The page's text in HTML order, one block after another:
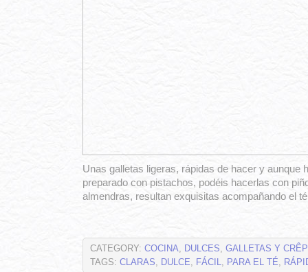
Unas galletas ligeras, rápidas de hacer y aunque
preparado con pistachos, podéis hacerlas con
almendras, resultan exquisitas acompañando el
CATEGORY: COCINA, DULCES, GALLETAS Y
TAGS: CLARAS, DULCE, FÁCIL, PARA EL TÉ,